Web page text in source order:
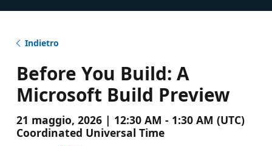
Indietro
Before You Build: A
Microsoft Build Preview
21 maggio, 2026 | 12:30 AM - 1:30 AM (UTC)
Coordinated Universal Time